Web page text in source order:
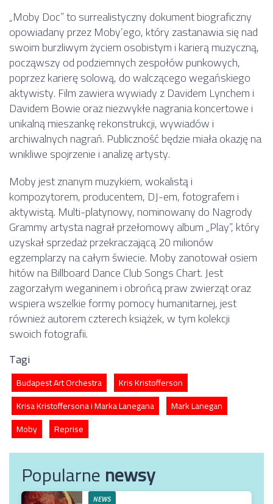
„Moby Doc” to surrealistyczny dokument biograficzny
opowiadany przez Moby’ego, który zastanawia się nad
swoim burzliwym życiem osobistym i karierą muzyczną,
począwszy od podziemnych zespołów punkowych,
poprzez karierę solową, do walczącego wegańskiego
aktywisty. Film zawiera wywiady z Davidem Lynchem i
Davidem Bowie oraz niezwykłe nagrania koncertowe i
unikalną mieszankę rekonstrukcji, wywiadów i
archiwalnych nagrań. Publiczność będzie miała okazję na
wnikliwe spojrzenie i analizę artysty.
Moby jest znanym muzykiem, wokalistą i
kompozytorem, producentem, DJ-em, fotografem i
aktywistą. Multi-platynowy, nominowany do Nagrody
Grammy artysta nagrał przełomowy album „Play”, który
uzyskał sprzedaż przekraczającą 20 milionów
egzemplarzy na całym świecie. Moby zanotował osiem
hitów na Billboard Dance Club Songs Chart. Jest
zagorzałym weganinem i obrońcą praw zwierząt oraz
wspiera wszelkie formy pomocy humanitarnej, jest
również autorem czterech książek, w tym kolekcji
swoich fotografii.
Tagi
Budapest Art Orchestra
Kris Kristofferson
Krisa Kristoffersona i Marka Lanegana
Mark Lanegan
Moby
Reprise
Popularnenewsy
NEWS